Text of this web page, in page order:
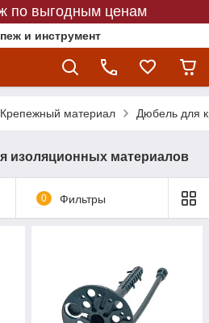
по выгодным ценам
и инструмент
Крепежный материал Дюбель для
изоляционных материалов
0 Фильтры